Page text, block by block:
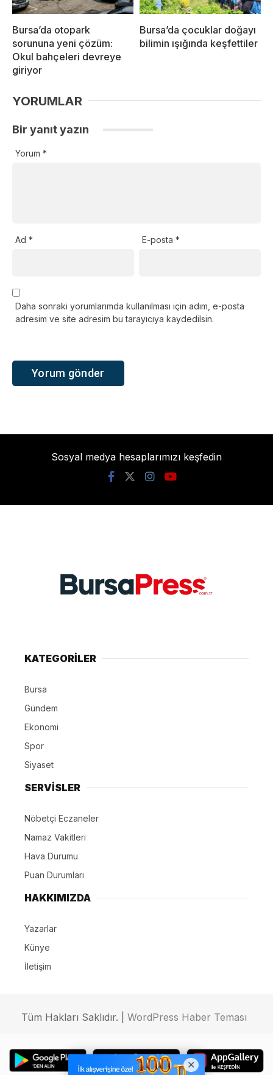
Bursa’da otopark
sorununa yeni çözüm:
Okul bahçeleri devreye
giriyor
Bursa’da çocuklar doğayı
bilimin ışığında keşfettiler
YORUMLAR
Bir yanıt yazın
Yorum *
Ad * E-posta*
Daha sonraki yorumlarımda kullanılması için adım, e-posta
adresim ve site adresim bu tarayıcıya kaydedilsin.
Sosyal medya hesaplarımızı keşfedin
KATEGORİLER
Bursa
Gündem
Ekonomi
Spor
Siyaset
SERVİSLER
Nöbetçi Eczaneler
Namaz Vakitleri
Hava Durumu
Puan Durumları
HAKKIMIZDA
Yazarlar
Künye
İletişim
Tüm Hakları Saklıdır. | WordPress Haber Teması